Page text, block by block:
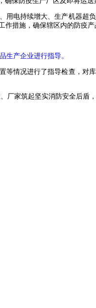
用电持续增大、生产机器超
措施，确保辖区内的防疫
生产企业进行指导。
情况进行了指导检查，对
家筑起坚实消防安全后盾